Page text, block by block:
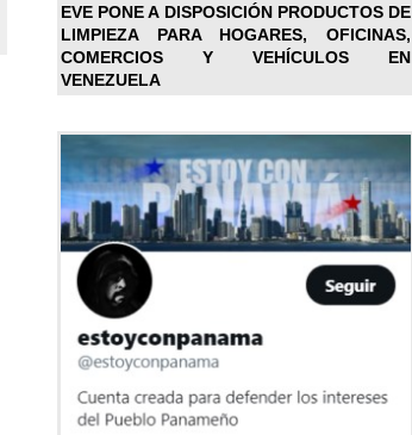
EVE PONE A DISPOSICIÓN PRODUCTOS DE
LIMPIEZA PARA HOGARES, OFICINAS,
COMERCIOS Y VEHÍCULOS EN
VENEZUELA